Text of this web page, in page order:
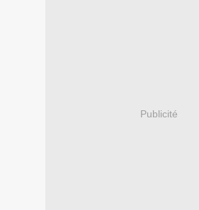
Publicité